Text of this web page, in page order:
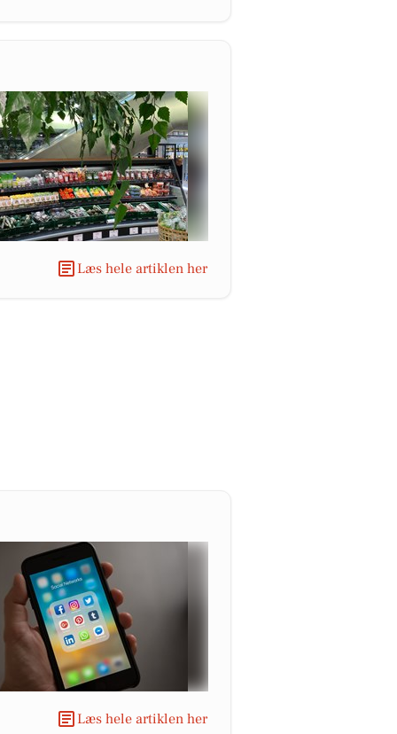
Læs hele artiklen her
Læs hele artiklen her